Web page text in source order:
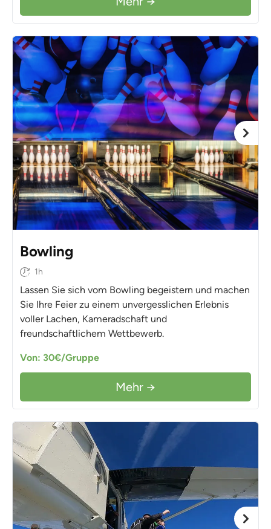
Bowling
1h
Lassen Sie sich vom Bowling begeistern und machen
Sie Ihre Feier zu einem unvergesslichen Erlebnis
voller Lachen, Kameradschaft und
freundschaftlichem Wettbewerb.
Von: 30€/Gruppe
Mehr →